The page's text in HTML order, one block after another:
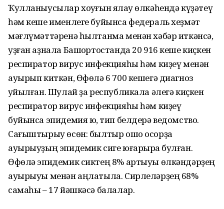
Ҡулланыусылар хоҡуғын яҡлау өлкәһендә күҙәтеү
һәм кеше именлеге буйынса федераль хеҙмәт
мәғлүмәттәренә һылтанма менән хәбәр иткәнсә,
уҙған аҙнала Башҡортостанда 20 916 кеше киҫкен
респиратор вирус инфекцияһы һәм киҙеү менән
ауырып киткән, Өфөлә 6 700 кешегә диагноз
ҡуйылған. Шулай ҙа республикала әлегә киҫкен
респиратор вирус инфекцияһы һәм киҙеү
буйынса эпидемия юҡ, тип белдерә ведомство.
Сағыштырыу өсөн: былтыр ошо осорҙа
ауырыуҙың эпидемик сиге юғарыраҡ булған.
Өфөлә эпидемик сиктең 8% артыуы өлкәндәрҙең
ауырыуы менән аңлатыла. Сирлеләрҙең 68%
самаһы – 17 йәшкәсә балалар.